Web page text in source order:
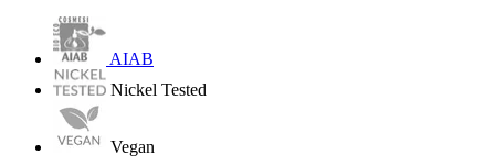
AIAB
Nickel Tested
Vegan